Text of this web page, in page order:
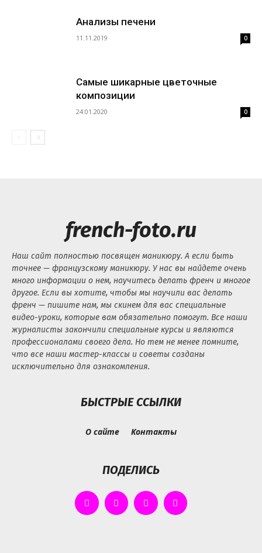
Анализы печени
11.11.2019 0
Самые шикарные цветочные
композиции
24.01.2020 0
french-foto.ru
Наш сайт полностью посвящен маникюру. А если быть
точнее — французскому маникюру. У нас вы найдете очень
много информации о нем, научитесь делать френч и многое
другое. Если вы хотите, чтобы мы научили вас делать
френч — пишите нам, мы скинем для вас специальные
видео-уроки, которые вам обязательно помогут. Все наши
журналисты закончили специальные курсы и являются
профессионалами своего дела. Но тем не менее помните,
что все наши мастер-классы и советы созданы
исключительно для ознакомления.
БЫСТРЫЕ ССЫЛКИ
О сайте Контакты
ПОДЕЛИСЬ